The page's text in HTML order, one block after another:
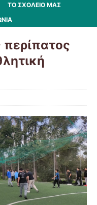
ΤΟ ΣΧΟΛΕΙΟ ΜΑΣ